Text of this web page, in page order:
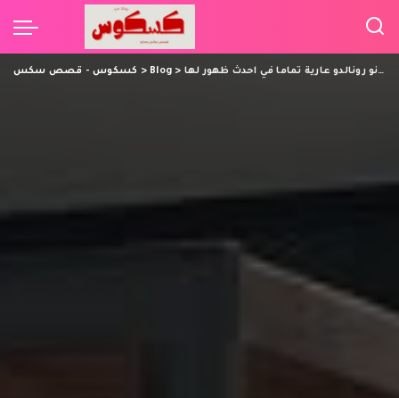
كسكوس - قصص سكس > Blog> جورجينا رودريغيز كريستيانو رونالدو عارية تماما في احدث ظهور لها